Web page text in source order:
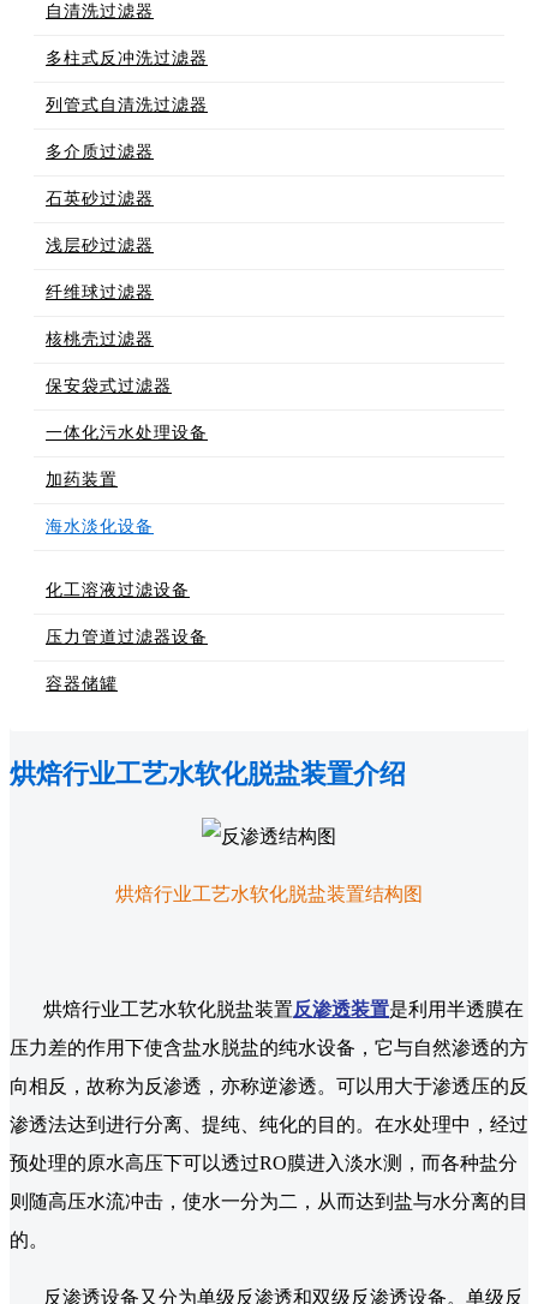
自清洗过滤器
多柱式反冲洗过滤器
列管式自清洗过滤器
多介质过滤器
石英砂过滤器
浅层砂过滤器
纤维球过滤器
核桃壳过滤器
保安袋式过滤器
一体化污水处理设备
加药装置
海水淡化设备
化工溶液过滤设备
压力管道过滤器设备
容器储罐
烘焙行业工艺水软化脱盐装置介绍
烘焙行业工艺水软化脱盐装置结构图
烘焙行业工艺水软化脱盐装置反渗透装置是利用半透膜在
压力差的作用下使含盐水脱盐的纯水设备，它与自然渗透的方
向相反，故称为反渗透，亦称逆渗透。可以用大于渗透压的反
渗透法达到进行分离、提纯、纯化的目的。在水处理中，经过
预处理的原水高压下可以透过RO膜进入淡水测，而各种盐分
则随高压水流冲击，使水一分为二，从而达到盐与水分离的目
的。
反渗透设备又分为单级反渗透和双级反渗透设备。单级反